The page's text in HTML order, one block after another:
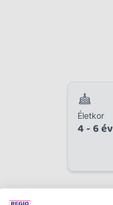
Életkor
4 - 6 év